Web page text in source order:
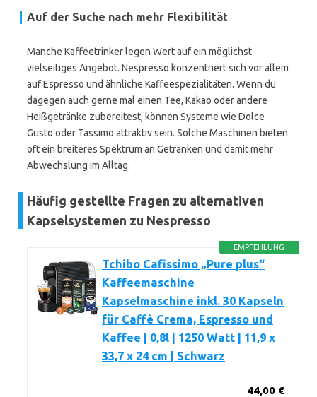
Auf der Suche nach mehr Flexibilität
Manche Kaffeetrinker legen Wert auf ein möglichst
vielseitiges Angebot. Nespresso konzentriert sich vor allem
auf Espresso und ähnliche Kaffeespezialitäten. Wenn du
dagegen auch gerne mal einen Tee, Kakao oder andere
Heißgetränke zubereitest, können Systeme wie Dolce
Gusto oder Tassimo attraktiv sein. Solche Maschinen bieten
oft ein breiteres Spektrum an Getränken und damit mehr
Abwechslung im Alltag.
Häufig gestellte Fragen zu alternativen
Kapselsystemen zu Nespresso
EMPFEHLUNG
Tchibo Cafissimo „Pure plus“
Kaffeemaschine
Kapselmaschine inkl. 30 Kapseln
für Caffè Crema, Espresso und
Kaffee | 0,8l | 1250 Watt | 11,9 x
33,7 x 24 cm | Schwarz
44,00 €